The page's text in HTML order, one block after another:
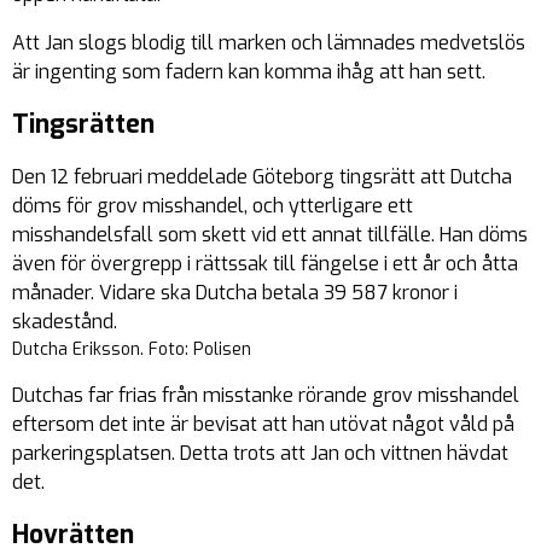
Att Jan slogs blodig till marken och lämnades medvetslös
är ingenting som fadern kan komma ihåg att han sett.
Tingsrätten
Den 12 februari meddelade Göteborg tingsrätt att Dutcha
döms för grov misshandel, och ytterligare ett
misshandelsfall som skett vid ett annat tillfälle. Han döms
även för övergrepp i rättssak till fängelse i ett år och åtta
månader. Vidare ska Dutcha betala 39 587 kronor i
skadestånd.
Dutcha Eriksson. Foto: Polisen
Dutchas far frias från misstanke rörande grov misshandel
eftersom det inte är bevisat att han utövat något våld på
parkeringsplatsen. Detta trots att Jan och vittnen hävdat
det.
Hovrätten